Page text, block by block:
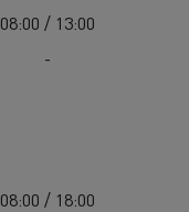
08:00 / 13:00
-
08:00 / 18:00